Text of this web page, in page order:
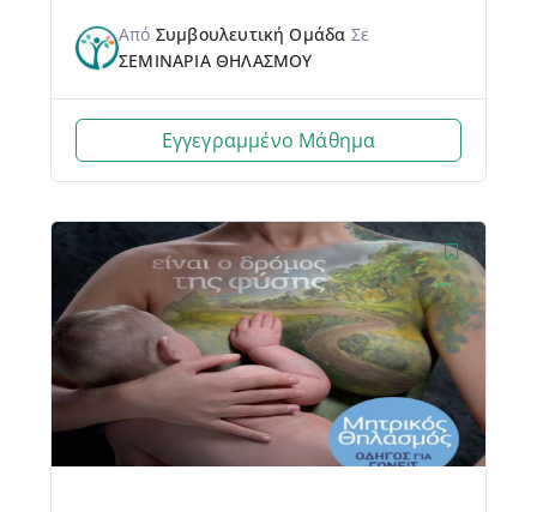
Από Συμβουλευτική Ομάδα Σε
ΣΕΜΙΝΑΡΙΑ ΘΗΛΑΣΜΟΥ
Εγγεγραμμένο Μάθημα